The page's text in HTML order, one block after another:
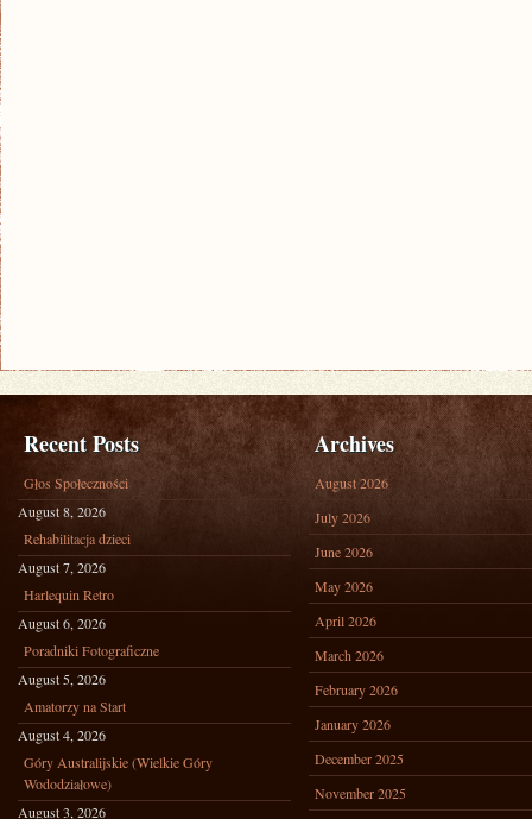
Recent Posts
Głos Społeczności
August 8, 2026
Rehabilitacja dzieci
August 7, 2026
Harlequin Retro
August 6, 2026
Poradniki Fotograficzne
August 5, 2026
Amatorzy na Start
August 4, 2026
Góry Australijskie (Wielkie Góry
Wododziałowe)
August 3, 2026
Archives
August 2026
July 2026
June 2026
May 2026
April 2026
March 2026
February 2026
January 2026
December 2025
November 2025